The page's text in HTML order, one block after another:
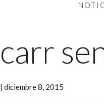
carr
| diciembre 8, 2015